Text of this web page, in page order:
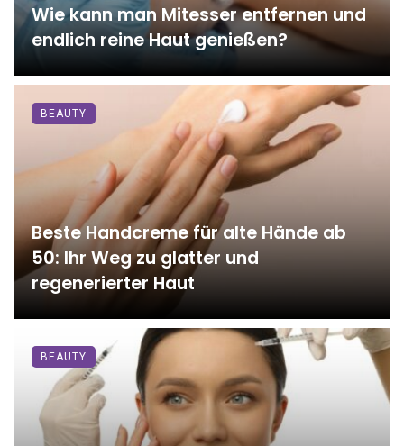
Wie kann man Mitesser entfernen und
endlich reine Haut genießen?
Beste Handcreme für alte Hände ab
50: Ihr Weg zu glatter und
regenerierter Haut
BEAUTY
BEAUTY